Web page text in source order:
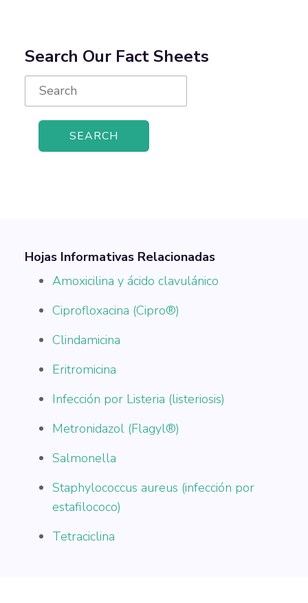
Search Our Fact Sheets
Search
for:
Hojas Informativas Relacionadas
Amoxicilina y ácido clavulánico
Ciprofloxacina (Cipro®)
Clindamicina
Eritromicina
Infección por Listeria (listeriosis)
Metronidazol (Flagyl®)
Salmonella
Staphylococcus aureus (infección por
estafilococo)
Tetraciclina